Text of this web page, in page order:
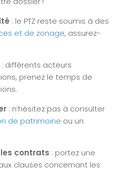
: le PTZ reste soumis à des
et de zonage, assurez-
: différents acteurs
prenez le temps de
: n’hésitez pas à consulter
de patrimoine ou un
contrats : portez une
clauses concernant les